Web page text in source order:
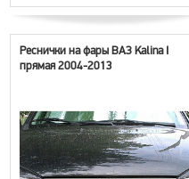
Реснички на фары ВАЗ Kalina I
прямая 2004-2013